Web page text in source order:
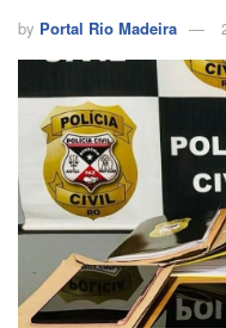
by Portal Rio Madeira